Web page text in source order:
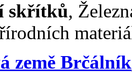
skřítků,
země Brčálník